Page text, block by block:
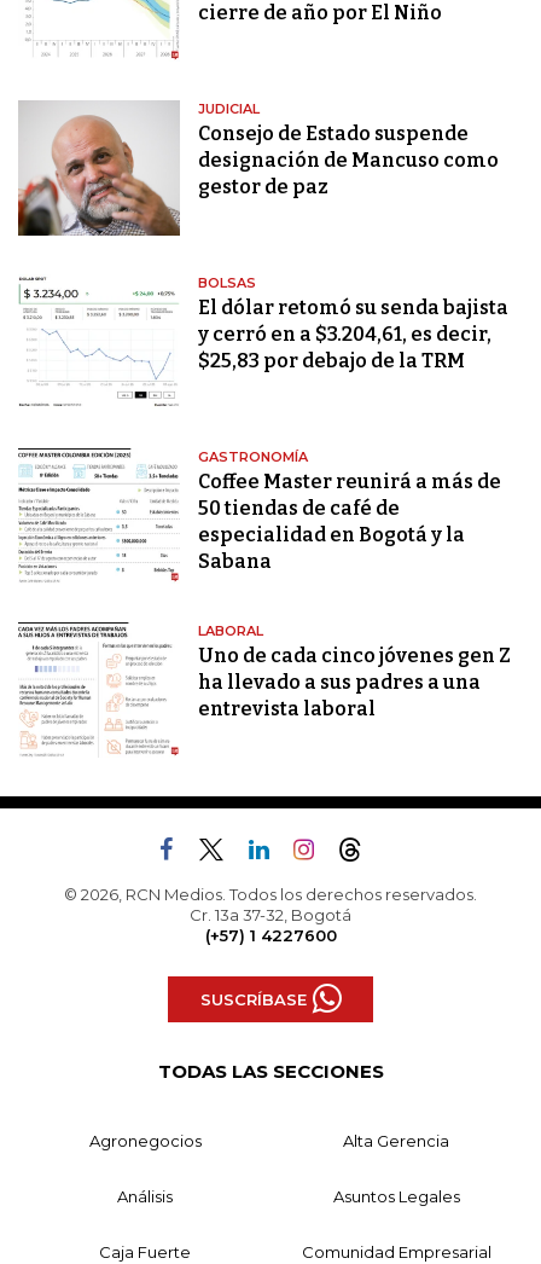
cierre de año por El Niño
JUDICIAL
Consejo de Estado suspende
designación de Mancuso como
gestor de paz
BOLSAS
El dólar retomó su senda bajista
y cerró en a $3.204,61, es decir,
$25,83 por debajo de la TRM
GASTRONOMÍA
Coffee Master reunirá a más de
50 tiendas de café de
especialidad en Bogotá y la
Sabana
LABORAL
Uno de cada cinco jóvenes gen Z
ha llevado a sus padres a una
entrevista laboral
© 2026, RCN Medios. Todos los derechos reservados.
Cr. 13a 37-32, Bogotá
(+57) 1 4227600
SUSCRÍBASE
TODAS LAS SECCIONES
Agronegocios Alta Gerencia
Análisis Asuntos Legales
Caja Fuerte Comunidad Empresarial